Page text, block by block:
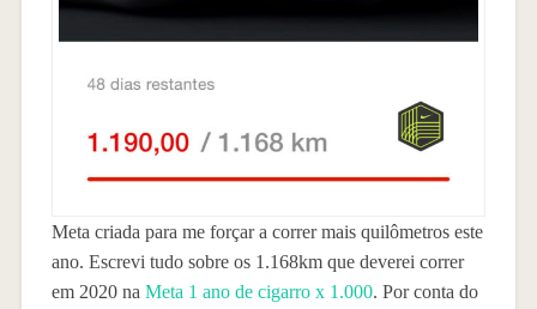
Meta criada para me forçar a correr mais quilômetros este
ano. Escrevi tudo sobre os 1.168km que deverei correr
em 2020 na Meta 1 ano de cigarro x 1.000. Por conta do